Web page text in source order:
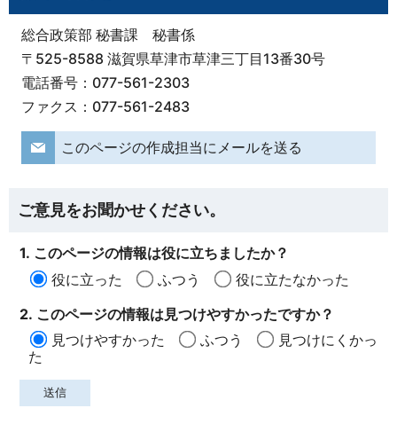
総合政策部 秘書課 秘書係
〒525-8588 滋賀県草津市草津三丁目13番30号
電話番号：077-561-2303
ファクス：077-561-2483
このページの作成担当にメールを送る
ご意見をお聞かせください。
1. このページの情報は役に立ちましたか？
役に立った
ふつう
役に立たなかった
2. このページの情報は見つけやすかったですか？
見つけやすかった
ふつう
見つけにくかっ
た